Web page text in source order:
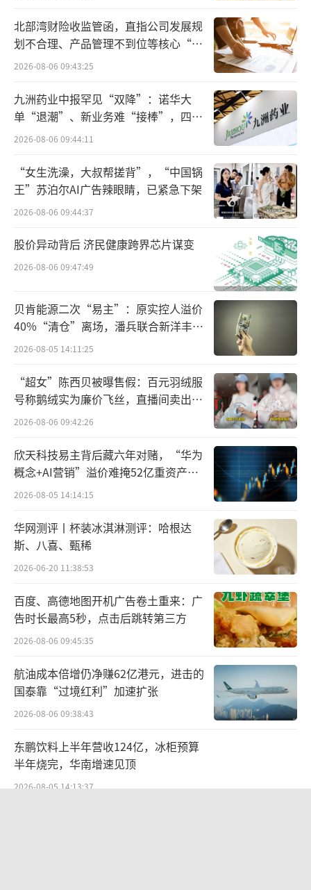
北部湾财险收监管函，直指公司发展规
划不合理、产品管理不到位等核心“痛
点”
2026-08-06 09:43:25
九洲药业中报罕见“双降”：诺华大
单“退潮”、新业务难“接棒”，四大
难关待闯
2026-08-06 09:44:11
“女生洗澡，大叔帮搓背”，“中国锅
王”苏泊尔AI广告辣眼睛，已紧急下架
2026-08-06 09:44:37
股价异动背后 济民健康跨界芯片谋变
2026-08-06 09:47:49
贝肯能源二次“易主”：原实控人溢价
40%“清仓”离场，潘兵联合新洋丰、
宏科百世拟入主
2026-08-05 14:11:25
“超女”陈西贝被曝售假：百元羽绒服
号称鹅绒实为廉价飞丝，直播间卖出超
百万元
2026-08-06 09:42:26
欣天科技易主背后藏六年对赌，“华为
概念+AI营销”溢价难掩52亿重资产考
验
2026-08-05 14:14:15
华网测评丨杯装冰淇淋测评：哈根达
斯、八喜、甄稀
2026-06-20 11:38:53
百度、高德地图开机广告卷土重来：广
告时长最高5秒，点击后跳转第三方
2026-08-06 09:45:35
航油成本倍增仍净赚62亿港元，进击的
国泰靠“过境红利”加速扩张
2026-08-06 09:38:43
东鹏饮料上半年营收124亿，冰柜预算
半年烧完，华南增速见顶
2026-08-05 14:13:37